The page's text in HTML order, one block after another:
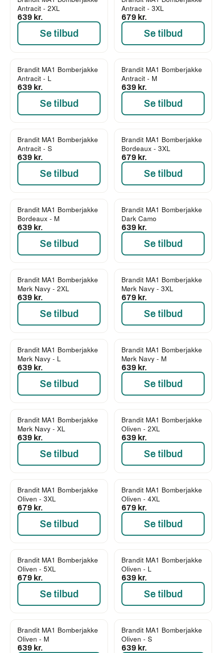
Antracit - 2XL
639 kr.
Se tilbud
Antracit - 3XL
679 kr.
Se tilbud
Brandit MA1 Bomberjakke
Antracit - L
639 kr.
Se tilbud
Brandit MA1 Bomberjakke
Antracit - M
639 kr.
Se tilbud
Brandit MA1 Bomberjakke
Antracit - S
639 kr.
Se tilbud
Brandit MA1 Bomberjakke
Bordeaux - 3XL
679 kr.
Se tilbud
Brandit MA1 Bomberjakke
Bordeaux - M
639 kr.
Se tilbud
Brandit MA1 Bomberjakke
Dark Camo
639 kr.
Se tilbud
Brandit MA1 Bomberjakke
Mørk Navy - 2XL
639 kr.
Se tilbud
Brandit MA1 Bomberjakke
Mørk Navy - 3XL
679 kr.
Se tilbud
Brandit MA1 Bomberjakke
Mørk Navy - L
639 kr.
Se tilbud
Brandit MA1 Bomberjakke
Mørk Navy - M
639 kr.
Se tilbud
Brandit MA1 Bomberjakke
Mørk Navy - XL
639 kr.
Se tilbud
Brandit MA1 Bomberjakke
Oliven - 2XL
639 kr.
Se tilbud
Brandit MA1 Bomberjakke
Oliven - 3XL
679 kr.
Se tilbud
Brandit MA1 Bomberjakke
Oliven - 4XL
679 kr.
Se tilbud
Brandit MA1 Bomberjakke
Oliven - 5XL
679 kr.
Se tilbud
Brandit MA1 Bomberjakke
Oliven - L
639 kr.
Se tilbud
Brandit MA1 Bomberjakke
Oliven - M
639 kr.
Brandit MA1 Bomberjakke
Oliven - S
639 kr.